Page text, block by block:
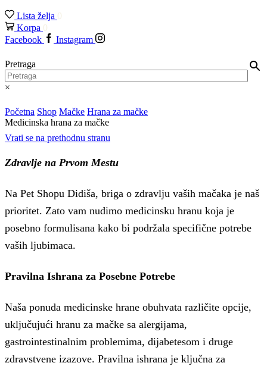
Lista želja 0
Korpa 0
Facebook
Instagram
Pretraga
×
Početna Shop Mačke Hrana za mačke
Medicinska hrana za mačke
Vrati se na prethodnu stranu
Zdravlje na Prvom Mestu
Na Pet Shopu Didiša, briga o zdravlju vaših mačaka je naš
prioritet. Zato vam nudimo medicinsku hranu koja je
posebno formulisana kako bi podržala specifične potrebe
vaših ljubimaca.
Pravilna Ishrana za Posebne Potrebe
Naša ponuda medicinske hrane obuhvata različite opcije,
uključujući hranu za mačke sa alergijama,
gastrointestinalnim problemima, dijabetesom i druge
zdravstvene izazove. Pravilna ishrana je ključna za